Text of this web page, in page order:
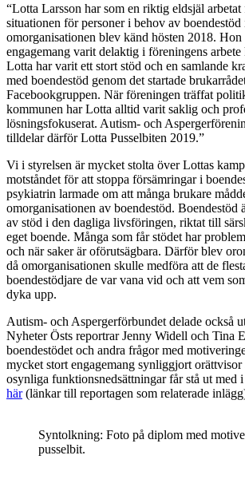
“Lotta Larsson har som en riktig eldsjäl arbetat
situationen för personer i behov av
omorganisationen blev känd hösten 2018.
engagemang varit delaktig i föreningens
Lotta har varit ett stort stöd och en samlande
med boendestöd genom det startade
Facebookgruppen. När föreningen träffat
kommunen har Lotta alltid varit saklig och
lösningsfokuserat. Autism- och
tilldelar därför Lotta Pusselbiten 2019.”
Vi i styrelsen är mycket stolta över Lottas
motståndet för att stoppa försämringar i
psykiatrin larmade om att många brukare
omorganisationen av boendestöd. Boendestöd
av stöd i den dagliga livsföringen, riktat till
eget boende. Många som får stödet har
och när saker är oförutsägbara. Därför blev
då omorganisationen skulle medföra att de
boendestödjare de var vana vid och att vem
dyka upp.
Autism- och Aspergerförbundet delade också
Nyheter Östs reportrar Jenny Widell och Tina
boendestödet och andra frågor med
mycket stort engagemang synliggjort orättvisor
osynliga funktionsnedsättningar får stå ut med
här(länkar till reportagen som relaterade
Syntolkning: Foto på diplom med
pusselbit.